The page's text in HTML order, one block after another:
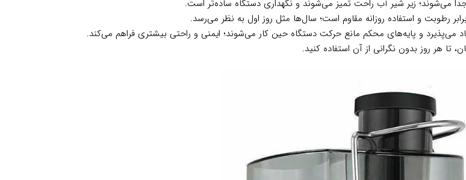
زیر شیر آب راحت تمیز می‌شوند و نگهداری دستگاه ساده‌تر است.
رطوبت و استفاده روزانه مقاوم است؛ سال‌ها مثل روز اول به نظر می‌رسد.
می‌پذیرد و پایه‌های محکم مانع حرکت دستگاه حین کار می‌شوند؛ ایمنی و راحتی بیشتری فراهم می‌کند.
هر روز بدون نگرانی از آن استفاده کنید.